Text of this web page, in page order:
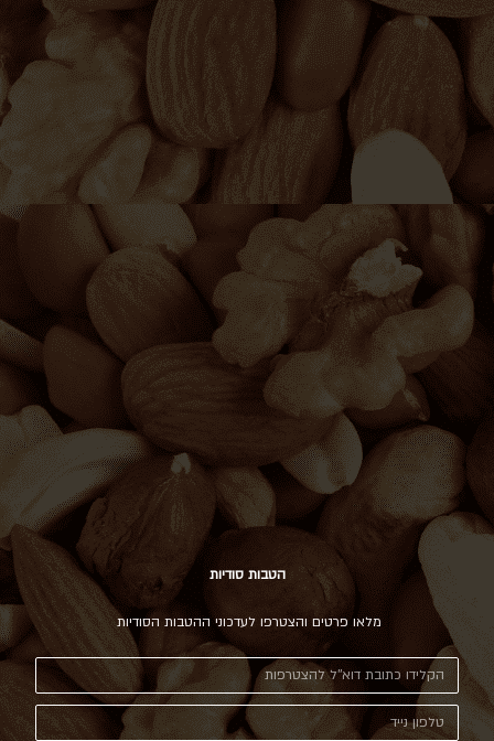
הטבות סודיות
מלאו פרטים והצטרפו לעדכוני ההטבות הסודיות